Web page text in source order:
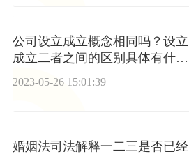
公司设立成立概念相同吗？设立
成立二者之间的区别具体有什么
2023-05-26 15:01:39
婚姻法司法解释一二三是否已经